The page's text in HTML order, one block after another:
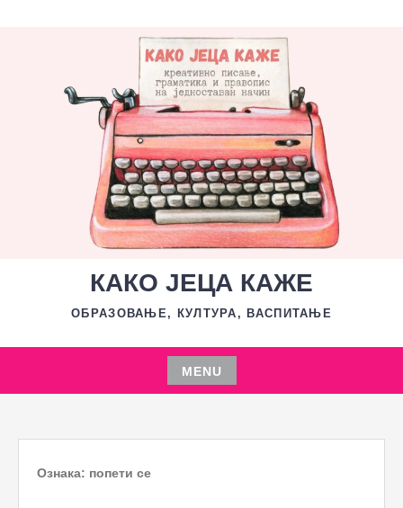
КАКО ЈЕЦА КАЖЕ
ОБРАЗОВАЊЕ, КУЛТУРА, ВАСПИТАЊЕ
MENU
Skip
content
Ознака: попети се